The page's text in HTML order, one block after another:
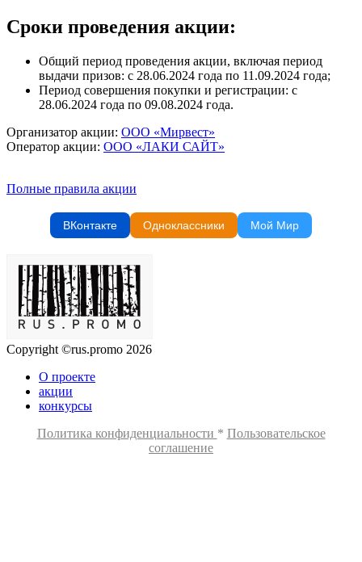
Сроки проведения акции:
Общий период проведения акции, включая период
выдачи призов: с 28.06.2024 года по 11.09.2024 года;
Период совершения покупки и регистрации: с
28.06.2024 года по 09.08.2024 года.
Организатор акции: ООО «Мирвест»
Оператор акции: ООО «ЛАКИ САЙТ»
Полные правила акции
ВКонтакте Одноклассники Мой Мир
Copyright ©rus.promo 2026
О проекте
акции
конкурсы
Политика конфиденциальности * Пользовательское
соглашение